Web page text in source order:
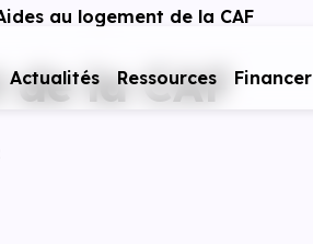
Actualités Ressources Financer
au logement de la CAF
la CAF